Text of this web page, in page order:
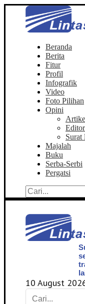
Beranda
Berita
Fitur
Profil
Infografik
Video
Foto Pilihan
Opini
Surat
Majalah
Buku
Serba-Serbi
Pergatsi
10 August